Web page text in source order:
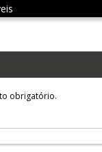
obrigatório.